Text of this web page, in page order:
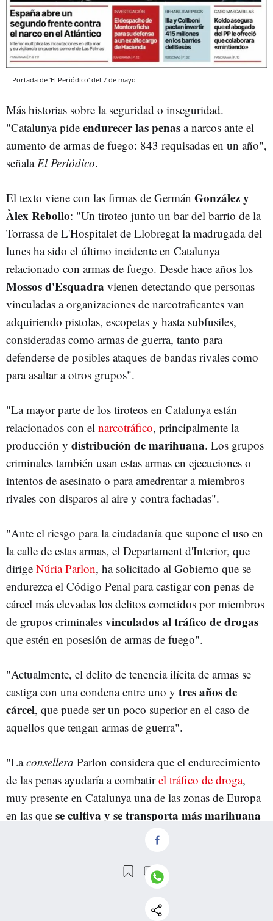
Portada de 'El Periódico' del 7 de mayo
Más historias sobre la seguridad o inseguridad.
"Catalunya pide endurecer las penas a narcos ante el
aumento de armas de fuego: 843 requisadas en un año",
señalaEl Periódico.
El texto viene con las firmas de Germán González y
Àlex Rebollo: "Un tiroteo junto un bar del barrio de la
Torrassa de L'Hospitalet de Llobregat la madrugada del
lunes ha sido el último incidente en Catalunya
relacionado con armas de fuego. Desde hace años los
Mossos d'Esquadra vienen detectando que personas
vinculadas a organizaciones de narcotraficantes van
adquiriendo pistolas, escopetas y hasta subfusiles,
consideradas como armas de guerra, tanto para
defenderse de posibles ataques de bandas rivales como
para asaltar a otros grupos".
"La mayor parte de los tiroteos en Catalunya están
relacionados con el narcotráfico, principalmente la
producción y distribución de marihuana. Los grupos
criminales también usan estas armas en ejecuciones o
intentos de asesinato o para amedrentar a miembros
rivales con disparos al aire y contra fachadas".
"Ante el riesgo para la ciudadanía que supone el uso en
la calle de estas armas, el Departament d'Interior, que
dirige Núria Parlon, ha solicitado al Gobierno que se
endurezca el Código Penal para castigar con penas de
cárcel más elevadas los delitos cometidos por miembros
de grupos criminales vinculados al tráfico de drogas
que estén en posesión de armas de fuego".
"Actualmente, el delito de tenencia ilícita de armas se
castiga con una condena entre uno y tres años de
cárcel, que puede ser un poco superior en el caso de
aquellos que tengan armas de guerra".
"Laconsellera Parlon considera que el endurecimiento
de las penas ayudaría a combatirel tráfico de droga,
muy presente en Catalunya una de las zonas de Europa
en las que se cultiva y se transporta más marihuana
y donde numerosas bandas nacionales e internacionales
grupos que cambian droga por pistolas, como el que
desarticularon los Mossos hace unos meses en zonas del